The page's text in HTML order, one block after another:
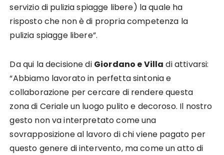
servizio di pulizia spiagge libere) la quale ha
risposto che non è di propria competenza la
pulizia spiagge libere”.
Da qui la decisione di Giordano e Villa di attivarsi:
“Abbiamo lavorato in perfetta sintonia e
collaborazione per cercare di rendere questa
zona di Ceriale un luogo pulito e decoroso. Il nostro
gesto non va interpretato come una
sovrapposizione al lavoro di chi viene pagato per
questo genere di intervento, ma come un atto di